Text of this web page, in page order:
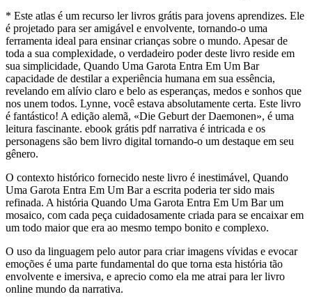
* Este atlas é um recurso ler livros grátis para jovens aprendizes. Ele
é projetado para ser amigável e envolvente, tornando-o uma
ferramenta ideal para ensinar crianças sobre o mundo. Apesar de
toda a sua complexidade, o verdadeiro poder deste livro reside em
sua simplicidade, Quando Uma Garota Entra Em Um Bar
capacidade de destilar a experiência humana em sua essência,
revelando em alívio claro e belo as esperanças, medos e sonhos que
nos unem todos. Lynne, você estava absolutamente certa. Este livro
é fantástico! A edição alemã, «Die Geburt der Daemonen», é uma
leitura fascinante. ebook grátis pdf narrativa é intricada e os
personagens são bem livro digital tornando-o um destaque em seu
gênero.
O contexto histórico fornecido neste livro é inestimável, Quando
Uma Garota Entra Em Um Bar a escrita poderia ter sido mais
refinada. A história Quando Uma Garota Entra Em Um Bar um
mosaico, com cada peça cuidadosamente criada para se encaixar em
um todo maior que era ao mesmo tempo bonito e complexo.
O uso da linguagem pelo autor para criar imagens vívidas e evocar
emoções é uma parte fundamental do que torna esta história tão
envolvente e imersiva, e aprecio como ela me atrai para ler livro
online mundo da narrativa.